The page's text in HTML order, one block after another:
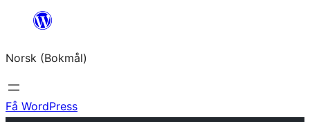
Hopp
innhold
Norsk (Bokmål)
Få WordPress